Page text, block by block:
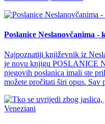
Poslanice Neslanovčanima
Najpoznatiji književnik iz
je novu knjigu POSLANICE
njegovih poslanica imali ste
možete pročitati širi opus. Sav